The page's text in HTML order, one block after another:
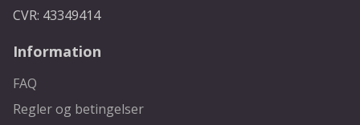
CVR: 43349414
Information
FAQ
Regler og betingelser